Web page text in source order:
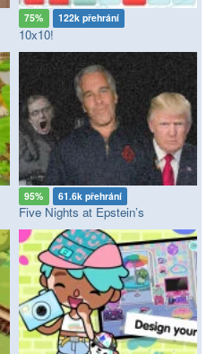
75% 122k přehrání
10x10!
95% 61.6k přehrání
Five Nights at Epstein’s